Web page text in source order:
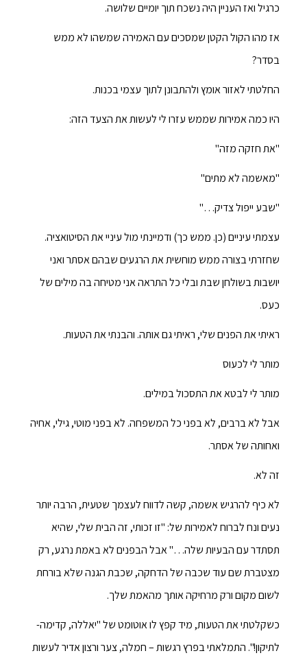
כרגיל ואז העניין היה נשכח תוך יומיים שלושה.
אז מהו הקול הקטן שמסכים עם האמירה שמשהו לא ממש
בסדר?
החלטתי לאזור אומץ ולהתבונן לתוך עצמי בכנות.
היו כמה אמירות שממש עזרו לי לעשות את הצעד הזה:
"את חזקה מזה"
"מאשמה לא מתים"
"שבע ייפול צדיק…"
עצמתי עיניים (כן. ממש כך) ודמיינתי מול עיניי את הסיטואציה.
שחזרתי בצורה ממש מוחשית את הרגעים שבהם אסתר ואני
יושבות בשולחן שבת ובלי כל התראה אני מטיחה בה מילים של
כעס.
ראיתי את הפנים שלי, ראיתי גם אותה. והבנתי את הטעות.
מותר לי לכעוס
מותר לי לבטא את התסכול במילים.
אבל לא ברבים, לא בפני כל המשפחה. לא בפני מוטי, גילי, אחיה
ואחותה של אסתר.
זה לא.
לא כיף להרגיש אשמה, קשה לדווח לעצמך שטעית, הרבה יותר
נעים ונח לברוח לאמירות של: "זו זכותי, זה הבית שלי, שהיא
תסתדר עם הבעיות שלה…" אבל הבפנים לא באמת נרגע, רק
מצטברת שם עוד שכבה של הדחקה, שכבת הגנה שלא בורחת
לשום מקום ורק מרחיקה אותך מהאמת שלך.
כשקלטתי את הטעות, מיד קפץ לו אוטומט של "יאללה, קדימה-
לתיקון!". התמלאתי בפרץ רגשות – חמלה, צער ורצון אדיר לעשות